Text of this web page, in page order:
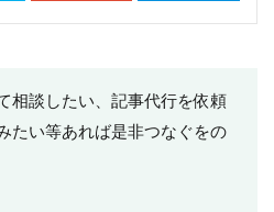
相談したい、記事代行を依頼
たい等あれば是非つなぐをの